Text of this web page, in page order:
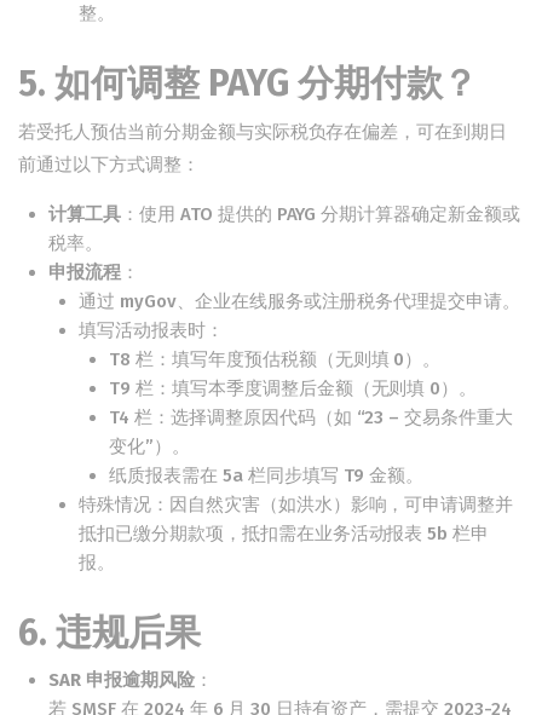
整。
5. 如何调整 PAYG 分期付款？
若受托人预估当前分期金额与实际税负存在偏差，可在到期日
前通过以下方式调整：
计算工具：使用 ATO 提供的 PAYG 分期计算器确定新金额或
税率。
申报流程：
通过 myGov、企业在线服务或注册税务代理提交申请。
填写活动报表时：
T8 栏：填写年度预估税额（无则填 0）。
T9 栏：填写本季度调整后金额（无则填 0）。
T4 栏：选择调整原因代码（如 “23 – 交易条件重大
变化”）。
纸质报表需在 5a 栏同步填写 T9 金额。
特殊情况：因自然灾害（如洪水）影响，可申请调整并
抵扣已缴分期款项，抵扣需在业务活动报表 5b 栏申
报。
6. 违规后果
SAR 申报逾期风险：
若 SMSF 在 2024 年 6 月 30 日持有资产，需提交 2023-24